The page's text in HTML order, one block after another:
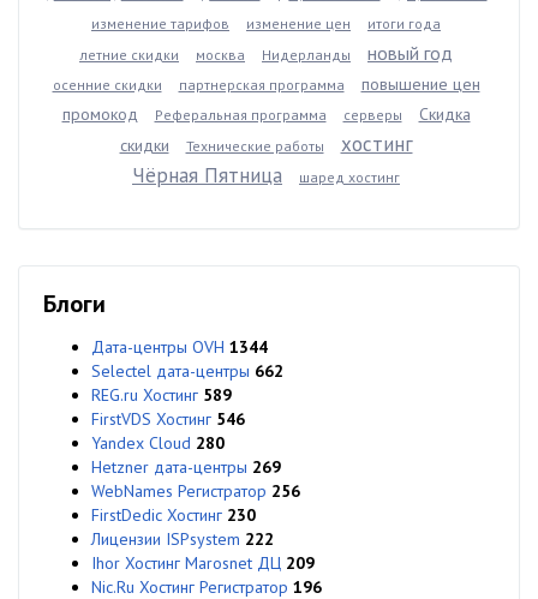
изменение тарифов
изменение цен
итоги года
летние скидки
москва Нидерланды новый год
осенние скидки партнерская программа
повышение цен
промокод
Реферальная программа серверы
Скидка
скидки
Технические работы
хостинг
Чёрная Пятница
шаред хостинг
Блоги
Дата-центры OVH 1344
Selectel дата-центры 662
REG.ru Хостинг 589
FirstVDS Хостинг 546
Yandex Cloud 280
Hetzner дата-центры 269
WebNames Регистратор 256
FirstDedic Хостинг 230
Лицензии ISPsystem 222
Ihor Хостинг Marosnet ДЦ 209
Nic.Ru Хостинг Регистратор 196